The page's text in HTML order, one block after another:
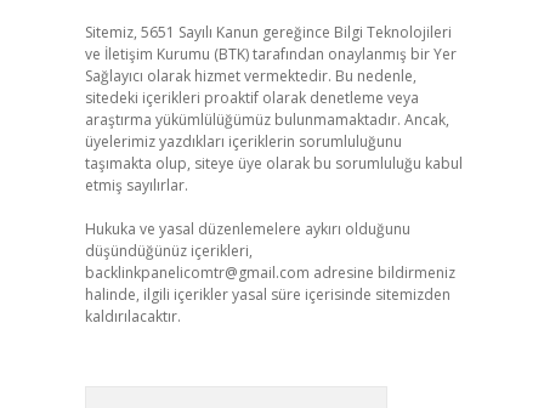
Sitemiz, 5651 Sayılı Kanun gereğince Bilgi Teknolojileri
ve İletişim Kurumu (BTK) tarafından onaylanmış bir Yer
Sağlayıcı olarak hizmet vermektedir. Bu nedenle,
sitedeki içerikleri proaktif olarak denetleme veya
araştırma yükümlülüğümüz bulunmamaktadır. Ancak,
üyelerimiz yazdıkları içeriklerin sorumluluğunu
taşımakta olup, siteye üye olarak bu sorumluluğu kabul
etmiş sayılırlar.
Hukuka ve yasal düzenlemelere aykırı olduğunu
düşündüğünüz içerikleri,
backlinkpanelicomtr@gmail.com adresine bildirmeniz
halinde, ilgili içerikler yasal süre içerisinde sitemizden
kaldırılacaktır.